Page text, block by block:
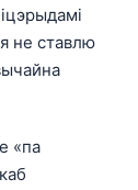
не ставлю
«па